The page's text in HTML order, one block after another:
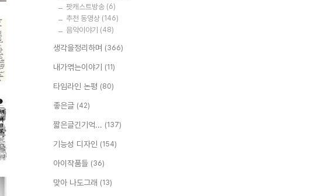
팟캐스트방송 (6)
추천 동영상 (146)
음악이야기 (48)
생각을정리하며 (366)
내가엮는이야기 (11)
타임라인 논평 (80)
좋은글 (42)
짧은글긴기억... (137)
기능성 디자인 (154)
아이작품들 (36)
맞아 나도그래 (13)